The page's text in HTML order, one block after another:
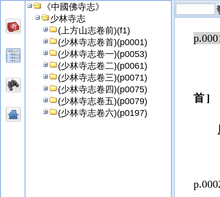
《中國佛寺志》
少林寺志
(上方山志卷前)(f1)
(少林寺志卷首)(p0001)
(少林寺志卷一)(p0053)
(少林寺志卷二)(p0061)
(少林寺志卷三)(p0071)
(少林寺志卷四)(p0075)
(少林寺志卷五)(p0079)
(少林寺志卷六)(p0197)
首